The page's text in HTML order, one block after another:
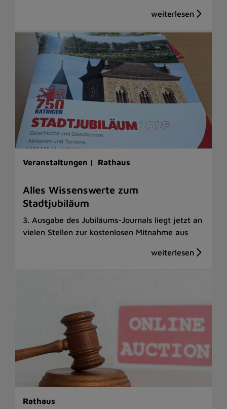
Veranstaltungen | Rathaus
Alles Wissenswerte zum
Stadtjubiläum
3. Ausgabe des Jubiläums-Journals liegt jetzt an
vielen Stellen zur kostenlosen Mitnahme aus
Rathaus